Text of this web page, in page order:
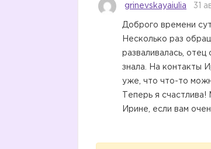
grinevskayaiulia 31
Доброго времени
Несколько раз
разваливалась,
знала. На контакты
уже, что что-то
Теперь я
Ирине, если вам